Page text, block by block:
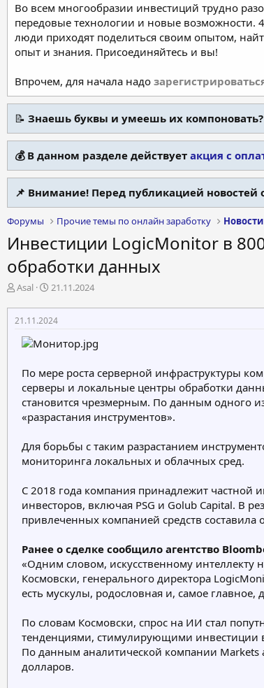
Во всем многообразии инвестиций трудно
передовые технологии и новые возможности.
люди приходят поделиться своим опытом,
опыт и знания. Присоединяйтесь и вы!
Впрочем, для начала надо
📝 Знаешь буквы и умеешь их компоновать?
💰 В данном разделе действует акция с
📌 Внимание! Перед публикацией новостей
Форумы Прочие темы по онлайн заработку
Инвестиции LogicMonitor в
обработки данных
А
т
о
м
ы
Asal
Д
т
а
а
а
л
а
21.11.2024
21.11.2024
По мере роста серверной инфраструктуры
серверы и локальные центры обработки
становится чрезмерным. По данным одного
«разрастания инструментов».
Для борьбы с таким разрастанием
мониторинга локальных и облачных сред.
С 2018 года компания принадлежит частной
инвесторов, включая PSG и Golub Capital. В
привлеченных компанией средств
Ранее о сделке сообщило агентство
«Одним словом, искусственному
Космовски, генерального директора
есть мускулы, родословная и, самое
По словам Космовски, спрос на ИИ стал
тенденциями, стимулирующими инвестиции
По данным аналитической компании Markets
долларов.